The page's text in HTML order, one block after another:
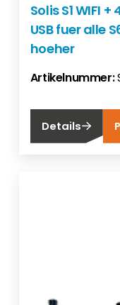
Solis S1 WIFI
USB fuer alle
hoeher
Artikelnummer:
Details